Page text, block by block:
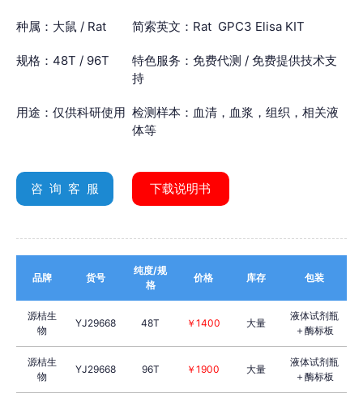
种属：大鼠 / Rat 简索英文：Rat GPC3 Elisa KIT
规格：48T / 96T
特色服务：免费代测 / 免费提供技术支
持
用途：仅供科研使用 检测样本：血清，血浆，组织，相关液
体等
咨 询 客 服 下载说明书
品牌 货号
纯度/规
格
价格 库存 包装
源桔生
物
YJ29668 48T ￥1400 大量
液体试剂瓶
＋酶标板
源桔生
物
YJ29668 96T ￥1900 大量
液体试剂瓶
＋酶标板